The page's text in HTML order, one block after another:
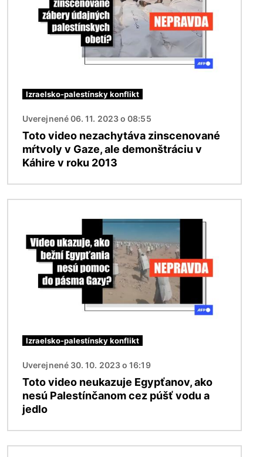
Izraelsko-palestínsky konflikt
Uverejnené 06. 11. 2023 o 08:55
Toto video nezachytáva zinscenované
mŕtvoly v Gaze, ale demonštráciu v
Káhire v roku 2013
Izraelsko-palestínsky konflikt
Uverejnené 30. 10. 2023 o 16:19
Toto video neukazuje Egypťanov, ako
nesú Palestínčanom cez púšť vodu a
jedlo